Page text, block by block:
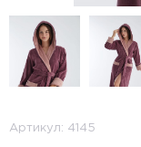
Артикул: 4145